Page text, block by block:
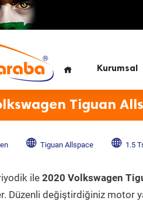
Kurumsal
Tiguan
Tiguan Allspace 1.5
ile 2020 Volkswagen
Düzenli değiştirdiğiniz motor